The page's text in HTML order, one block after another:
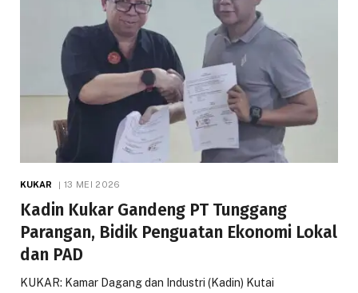
KUKAR 13 MEI 2026
Kadin Kukar Gandeng PT Tunggang
Parangan, Bidik Penguatan Ekonomi Lokal
dan PAD
KUKAR: Kamar Dagang dan Industri (Kadin) Kutai